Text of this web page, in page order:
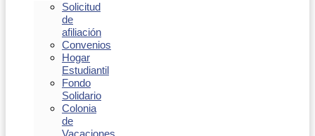
Solicitud
de
afiliación
Convenios
Hogar
Estudiantil
Fondo
Solidario
Colonia
de
Vacaciones